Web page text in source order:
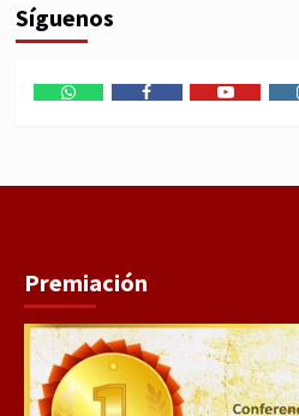
Síguenos
Premiación